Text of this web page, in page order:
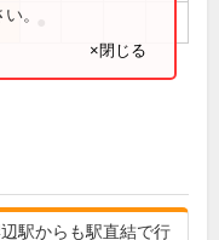
。
×閉じる
辺駅からも駅直結で行